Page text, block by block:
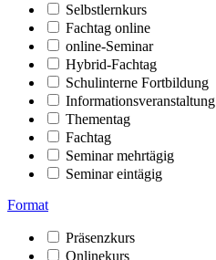
Selbstlernkurs
Fachtag online
online-Seminar
Hybrid-Fachtag
Schulinterne Fortbildung
Informationsveranstaltung
Thementag
Fachtag
Seminar mehrtägig
Seminar eintägig
Format
Präsenzkurs
Onlinekurs